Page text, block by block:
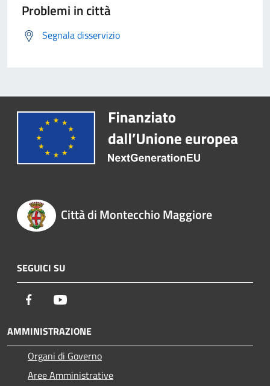
Problemi in città
Segnala disservizio
Città di Montecchio Maggiore
SEGUICI SU
Facebook
AMMINISTRAZIONE
Organi di Governo
Aree Amministrative